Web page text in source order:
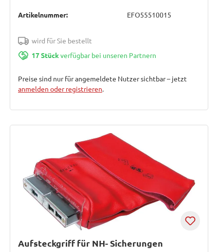
Artikelnummer: EFO55510015
wird für Sie bestellt
17 Stückverfügbar bei unseren Partnern
Preise sind nur für angemeldete Nutzer sichtbar – jetzt
anmelden oder registrieren.
Aufsteckgriff für NH- Sicherungen